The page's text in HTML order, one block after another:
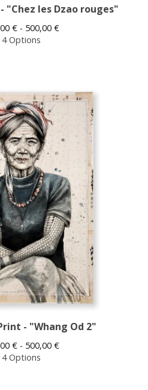
"Chez les Dzao rouges"
€ - 500,00€
4 Options
- "Whang Od 2"
€ - 500,00€
4 Options